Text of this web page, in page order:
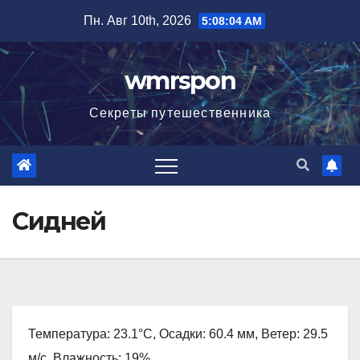
содержимому
Пн. Авг 10th, 2026 5:08:05 AM
wmrspon
Секреты путешественника
Сидней
Температура: 23.1°C, Осадки: 60.4 мм, Ветер: 29.5